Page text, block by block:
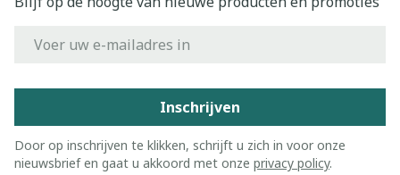
Inschrijven
Door op inschrijven te klikken, schrijft u zich in voor onze
nieuwsbrief en gaat u akkoord met onze privacy policy.